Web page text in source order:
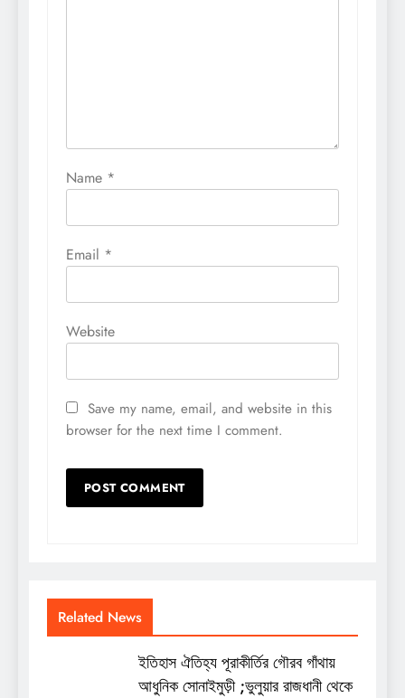
Name *
Email *
Website
Save my name, email, and website in this
browser for the next time I comment.
Related News
ইতিহাস ঐতিহ্য পূরাকীর্তির গৌরব গাঁথায়
আধুনিক সোনাইমুড়ী ;ভুলুয়ার রাজধানী থেকে